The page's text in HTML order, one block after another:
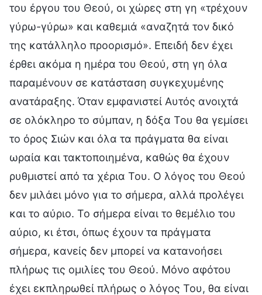
του έργου του Θεού, οι χώρες στη γη «τρέχουν
γύρω-γύρω» και καθεμιά «αναζητά τον δικό
της κατάλληλο προορισμό». Επειδή δεν έχει
έρθει ακόμα η ημέρα του Θεού, στη γη όλα
παραμένουν σε κατάσταση συγκεχυμένης
ανατάραξης. Όταν εμφανιστεί Αυτός ανοιχτά
σε ολόκληρο το σύμπαν, η δόξα Του θα γεμίσει
το όρος Σιών και όλα τα πράγματα θα είναι
ωραία και τακτοποιημένα, καθώς θα έχουν
ρυθμιστεί από τα χέρια Του. Ο λόγος του Θεού
δεν μιλάει μόνο για το σήμερα, αλλά προλέγει
και το αύριο. Το σήμερα είναι το θεμέλιο του
αύριο, κι έτσι, όπως έχουν τα πράγματα
σήμερα, κανείς δεν μπορεί να κατανοήσει
πλήρως τις ομιλίες του Θεού. Μόνο αφότου
έχει εκπληρωθεί πλήρως ο λόγος Του, θα είναι